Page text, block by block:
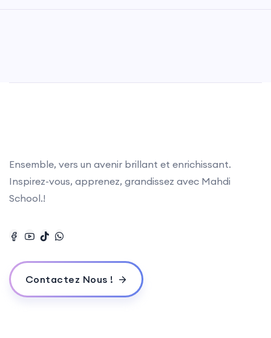
Ensemble, vers un avenir brillant et enrichissant.
Inspirez-vous, apprenez, grandissez avec Mahdi
School.!
Contactez Nous !